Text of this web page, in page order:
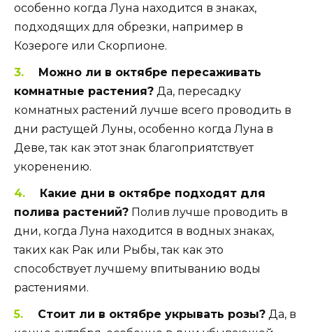
особенно когда Луна находится в знаках,
подходящих для обрезки, например в
Козероге или Скорпионе.
Можно ли в октябре пересаживать
комнатные растения? Да, пересадку
комнатных растений лучше всего проводить в
дни растущей Луны, особенно когда Луна в
Деве, так как этот знак благоприятствует
укоренению.
Какие дни в октябре подходят для
полива растений? Полив лучше проводить в
дни, когда Луна находится в водных знаках,
таких как Рак или Рыбы, так как это
способствует лучшему впитыванию воды
растениями.
Стоит ли в октябре укрывать розы?Да, в